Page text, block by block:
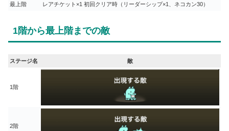
最上階 レアチケット×1 初回クリア時（リーダーシップ×1、ネコカン30）
1階から最上階までの敵
ステージ名 敵
1階
2階